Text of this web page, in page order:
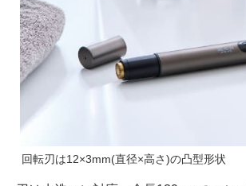
回転刃は12×3mm(直径×高さ)の凸型形状